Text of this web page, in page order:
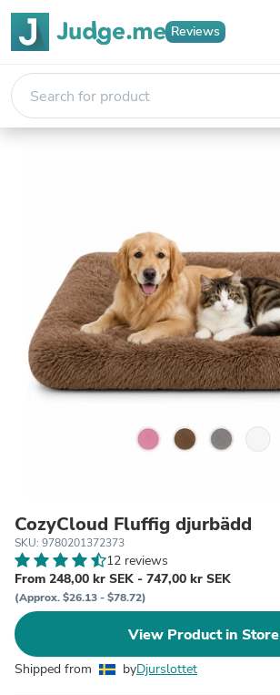
Reviews
CozyCloud Fluffig djurbädd
SKU: 9780201372373
12 reviews
From 248,00 kr SEK - 747,00 kr SEK
(Approx. $26.13 - $78.72)
View Product in Store
Shipped from byDjurslottet